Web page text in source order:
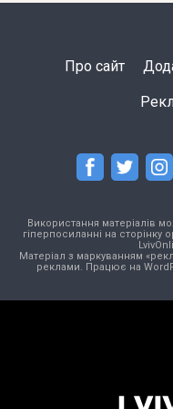
Про сайт
Використання матеріалів
гіперпосиланні на сторінку
Матеріал з маркуванням
реклами. Працює на